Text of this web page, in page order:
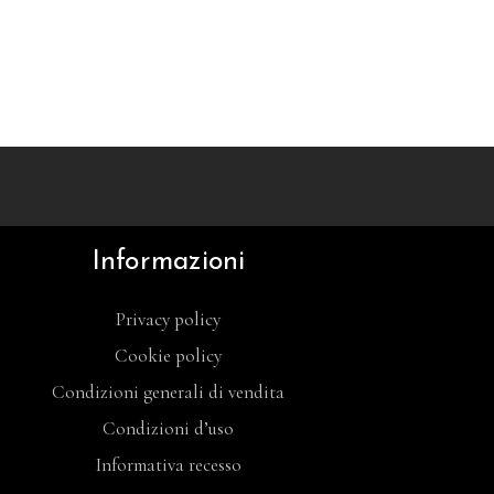
Informazioni
Privacy policy
Cookie policy
Condizioni generali di vendita
Condizioni d’uso
Informativa recesso